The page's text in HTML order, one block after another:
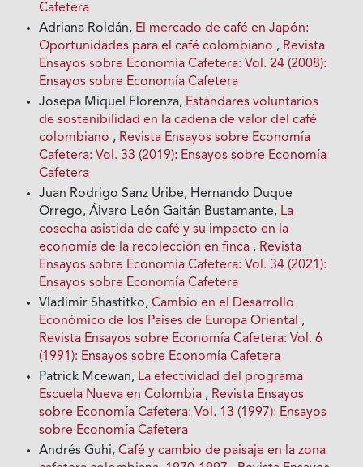
Cafetera
Adriana Roldán, El mercado de café en Japón:
Oportunidades para el café colombiano , Revista
Ensayos sobre Economía Cafetera: Vol. 24 (2008):
Ensayos sobre Economía Cafetera
Josepa Miquel Florenza, Estándares voluntarios
de sostenibilidad en la cadena de valor del café
colombiano , Revista Ensayos sobre Economía
Cafetera: Vol. 33 (2019): Ensayos sobre Economía
Cafetera
Juan Rodrigo Sanz Uribe, Hernando Duque
Orrego, Álvaro León Gaitán Bustamante, La
cosecha asistida de café y su impacto en la
economía de la recolección en finca , Revista
Ensayos sobre Economía Cafetera: Vol. 34 (2021):
Ensayos sobre Economía Cafetera
Vladimir Shastitko,Cambio en el Desarrollo
Económico de los Países de Europa Oriental ,
Revista Ensayos sobre Economía Cafetera: Vol. 6
(1991): Ensayos sobre Economía Cafetera
Patrick Mcewan, La efectividad del programa
Escuela Nueva en Colombia , Revista Ensayos
sobre Economía Cafetera: Vol. 13 (1997): Ensayos
sobre Economía Cafetera
Andrés Guhi,Café y cambio de paisaje en la zona